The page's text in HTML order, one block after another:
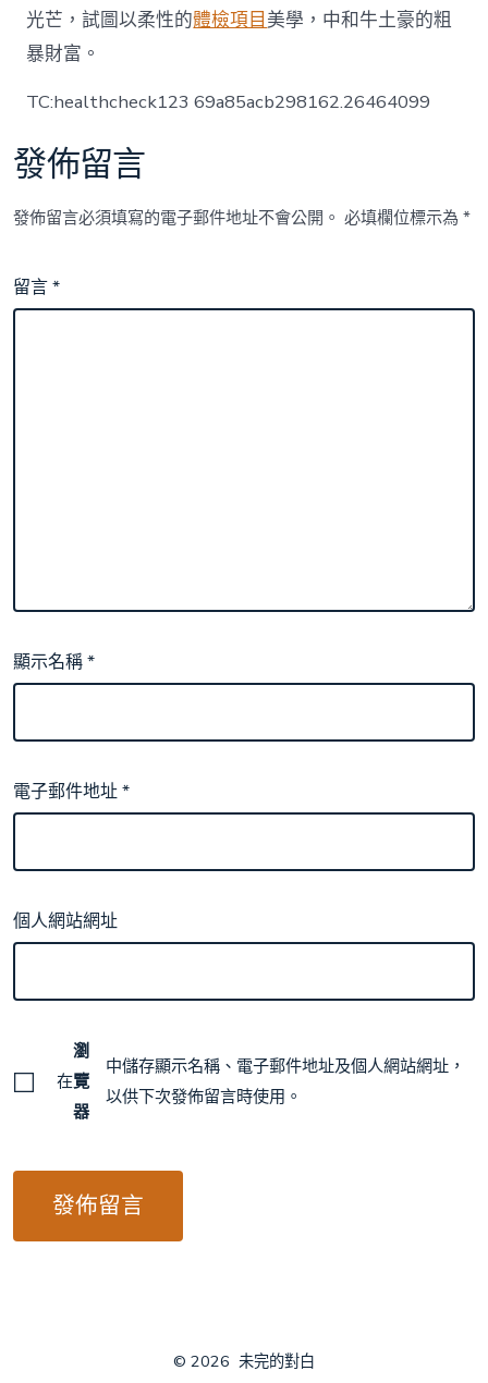
光芒，試圖以柔性的體檢項目 美學，中和牛土豪的粗
暴財富。
TC:healthcheck123 69a85acb298162.26464099
發佈留言
發佈留言必須填寫的電子郵件地址不會公開。 必填欄位標示為*
留言*
顯示名稱*
電子郵件地址*
個人網站網址
在
瀏
覽
器
中儲存顯示名稱、電子郵件地址及個人網站網址，
以供下次發佈留言時使用。
© 2026 未完的對白